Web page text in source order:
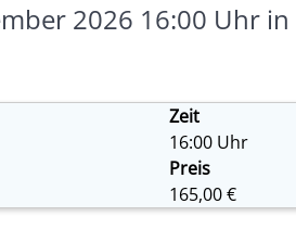
2026 16:00 Uhr in
Zeit
16:00 Uhr
Preis
165,00 €